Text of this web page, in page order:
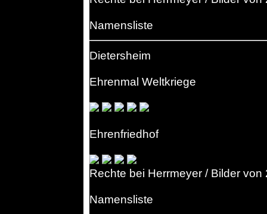
Namensliste
Dietersheim
Ehrenmal Weltkriege
Ehrenfriedhof
Rechte bei Herrmeyer / Bilder von
Namensliste